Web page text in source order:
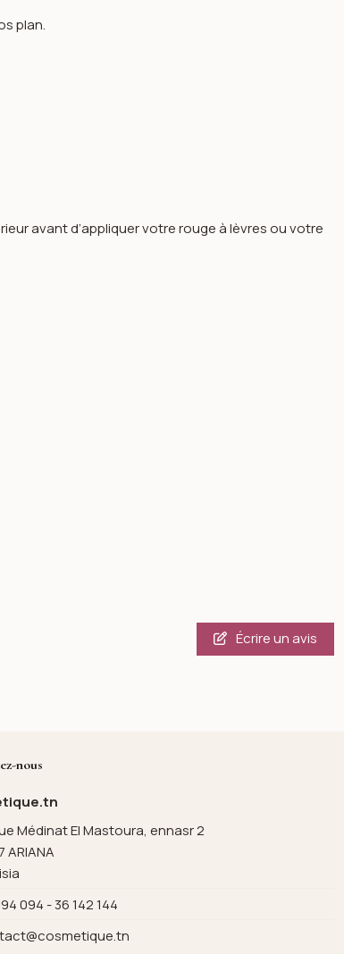
plan.
avant d’appliquer votre rouge à lèvres ou votre
Écrire un avis
nous
Médinat El Mastoura, ennasr 2
ARIANA
094 - 36 142 144